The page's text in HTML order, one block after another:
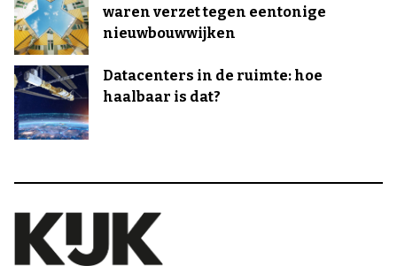
waren verzet tegen eentonige
nieuwbouwwijken
Datacenters in de ruimte: hoe
haalbaar is dat?